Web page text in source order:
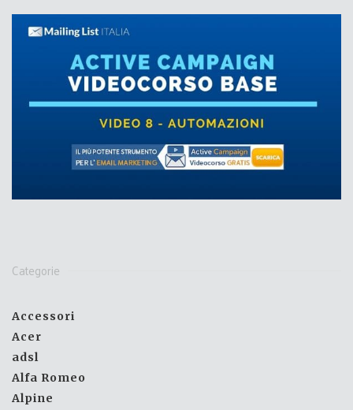
Categorie
Accessori
Acer
adsl
Alfa Romeo
Alpine